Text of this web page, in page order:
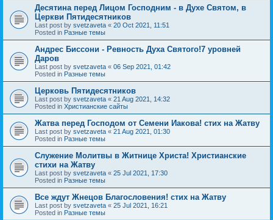
Десятина перед Лицом Господним - в Духе Святом, в
Церкви Пятидесятников
Last post by svetzaveta « 20 Oct 2021, 11:51
Posted in Разные темы
Андрес Биссони - Ревность Духа Святого!7 уровней
Даров
Last post by svetzaveta « 06 Sep 2021, 01:42
Posted in Разные темы
Церковь Пятидесятников
Last post by svetzaveta « 21 Aug 2021, 14:32
Posted in Христианские сайты
Жатва перед Господом от Семени Иакова! стих на Жатву
Last post by svetzaveta « 21 Aug 2021, 01:30
Posted in Разные темы
Служение Молитвы в Житнице Христа! Христианские
стихи на Жатву
Last post by svetzaveta « 25 Jul 2021, 17:30
Posted in Разные темы
Все ждут Жнецов Благословения! стих на Жатву
Last post by svetzaveta « 25 Jul 2021, 16:21
Posted in Разные темы